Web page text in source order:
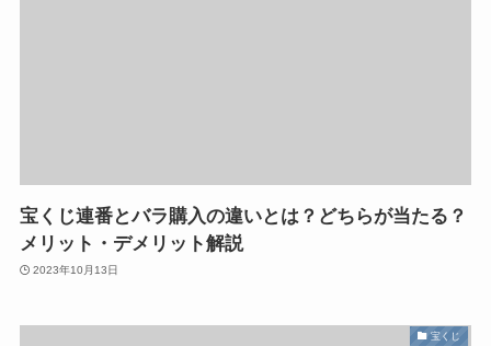
宝くじ連番とバラ購入の違いとは？どちらが当たる？
メリット・デメリット解説
2023年10月13日
宝くじ